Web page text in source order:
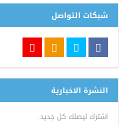
شبكات التواصل
النشرة الاخبارية
اشترك ليصلك كل جديد.